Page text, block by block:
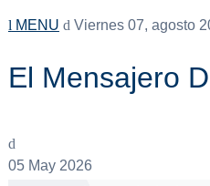
MENU Viernes 07, agosto
El Mensajero
05May 2026